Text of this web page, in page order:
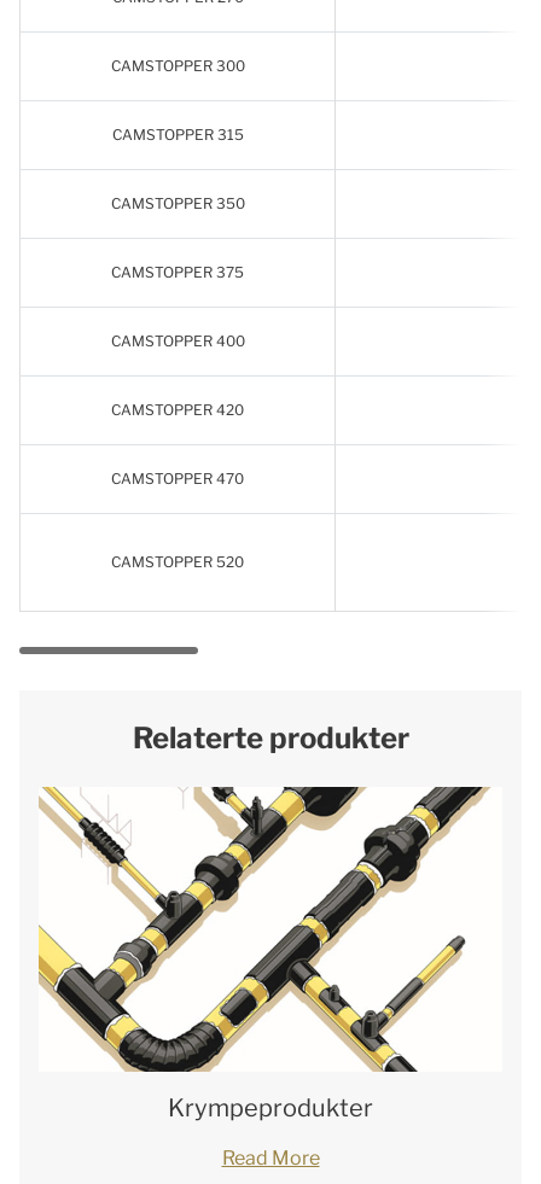
CAMSTOPPER 300
CAMSTOPPER 315
CAMSTOPPER 350
CAMSTOPPER 375
CAMSTOPPER 400
CAMSTOPPER 420
CAMSTOPPER 470
CAMSTOPPER 520
Relaterte produkter
Krympeprodukter
Read More